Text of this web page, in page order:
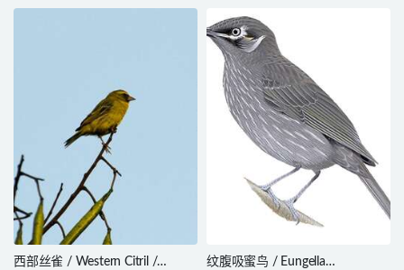
Sparrow / Zonotrichia leucophrys
西部丝雀 / Western Citril /
纹腹吸蜜鸟 / Eungella